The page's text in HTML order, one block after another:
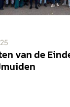
van de